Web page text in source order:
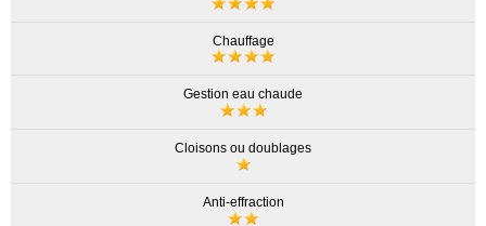
Chauffage
Gestion eau chaude
Cloisons ou doublages
Anti-effraction